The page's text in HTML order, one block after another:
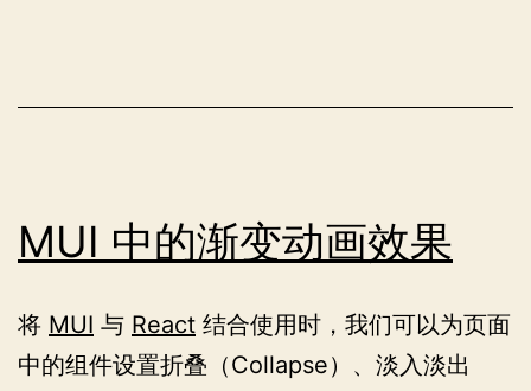
流
MUI 中的渐变动画效果
将 MUI 与 React 结合使用时，我们可以为页面
中的组件设置折叠（Collapse）、淡入淡出